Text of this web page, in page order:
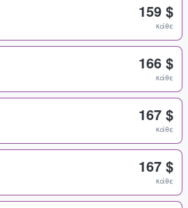
159 $
κάθε
166 $
κάθε
167 $
κάθε
167 $
κάθε